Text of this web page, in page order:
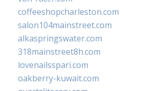
coffeeshopcharleston.com
salon104mainstreet.com
alkaspringswater.com
318mainstreet8h.com
lovenailsspari.com
oakberry-kuwait.com